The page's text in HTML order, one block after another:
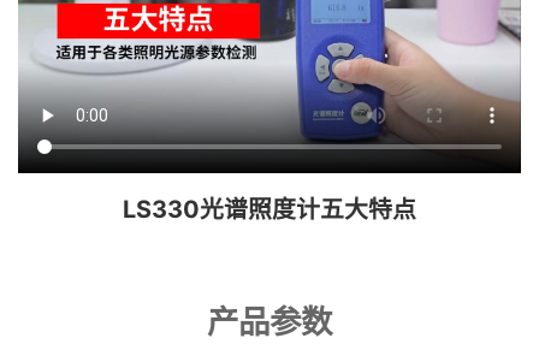
LS330光谱照度计五大特点
产品参数